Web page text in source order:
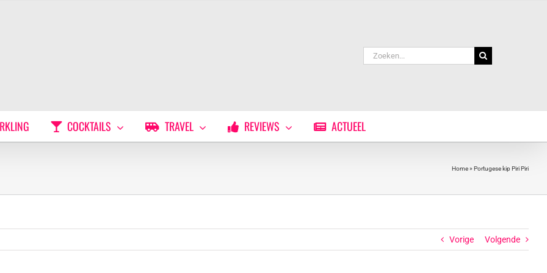
Zoeken
naar:
COCKTAILS TRAVEL REVIEWS ACTUEEL
Home» Portugese kip Piri Piri
Vorige Volgende